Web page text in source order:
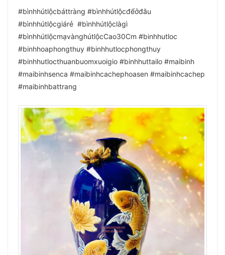
#bìnhhútlộcbáttràng #bìnhhútlộcđểởđâu
#bìnhhútlộcgiárẻ #bìnhhútlộclàgì
#bìnhhútlộcmạvànghútlộcCao30Cm #binhhutloc
#binhhoaphongthuy #binhhutlocphongthuy
#binhhutlocthuanbuomxuoigio #binhhuttailo #maibinh
#maibinhsenca #maibinhcachephoasen #maibinhcachep
#maibinhbattrang